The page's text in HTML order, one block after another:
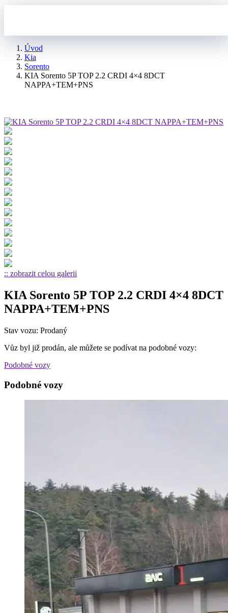
Úvod
Kia
Sorento
KIA Sorento 5P TOP 2.2 CRDI 4×4 8DCT
NAPPA+TEM+PNS
:: zobrazit celou galerii
KIA Sorento 5P TOP 2.2 CRDI 4×4 8DCT
NAPPA+TEM+PNS
Stav vozu: Prodaný
Vůz byl již prodán, ale můžete se podívat na podobné vozy:
Podobné vozy
Podobné vozy